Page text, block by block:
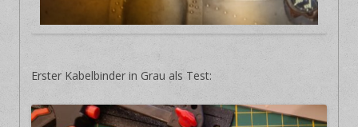
Erster Kabelbinder in Grau als Test: